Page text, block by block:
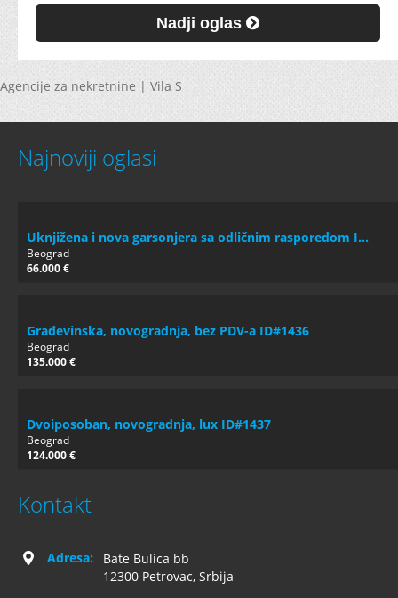
Nadji oglas
Agencije za nekretnine | Vila S
Najnoviji oglasi
Uknjižena i nova garsonjera sa odličnim rasporedom I...
Beograd
66.000 €
Građevinska, novogradnja, bez PDV-a ID#1436
Beograd
135.000 €
Dvoiposoban, novogradnja, lux ID#1437
Beograd
124.000 €
Kontakt
Adresa:
Bate Bulica bb
12300 Petrovac, Srbija